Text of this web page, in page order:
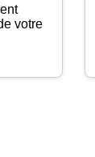
votre